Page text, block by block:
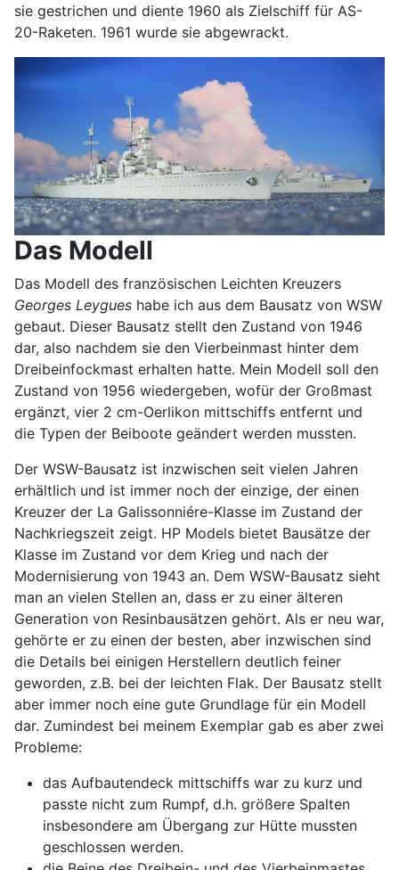
sie gestrichen und diente 1960 als Zielschiff für AS-
20-Raketen. 1961 wurde sie abgewrackt.
Das Modell
Das Modell des französischen Leichten Kreuzers
Georges Leygues habe ich aus dem Bausatz von WSW
gebaut. Dieser Bausatz stellt den Zustand von 1946
dar, also nachdem sie den Vierbeinmast hinter dem
Dreibeinfockmast erhalten hatte. Mein Modell soll den
Zustand von 1956 wiedergeben, wofür der Großmast
ergänzt, vier 2 cm-Oerlikon mittschiffs entfernt und
die Typen der Beiboote geändert werden mussten.
Der WSW-Bausatz ist inzwischen seit vielen Jahren
erhältlich und ist immer noch der einzige, der einen
Kreuzer der La Galissonniére-Klasse im Zustand der
Nachkriegszeit zeigt. HP Models bietet Bausätze der
Klasse im Zustand vor dem Krieg und nach der
Modernisierung von 1943 an. Dem WSW-Bausatz sieht
man an vielen Stellen an, dass er zu einer älteren
Generation von Resinbausätzen gehört. Als er neu war,
gehörte er zu einen der besten, aber inzwischen sind
die Details bei einigen Herstellern deutlich feiner
geworden, z.B. bei der leichten Flak. Der Bausatz stellt
aber immer noch eine gute Grundlage für ein Modell
dar. Zumindest bei meinem Exemplar gab es aber zwei
Probleme:
das Aufbautendeck mittschiffs war zu kurz und
passte nicht zum Rumpf, d.h. größere Spalten
insbesondere am Übergang zur Hütte mussten
geschlossen werden.